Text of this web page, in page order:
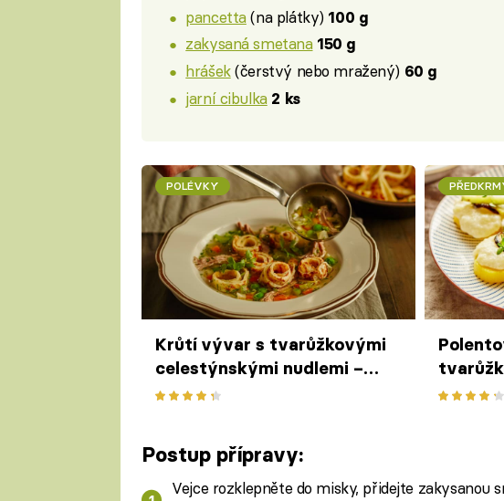
pancetta(na plátky) 100 g
zakysaná smetana 150 g
hrášek(čerstvý nebo mražený) 60 g
jarní cibulka 2 ks
POLÉVKY
Krůtí vývar s tvarůžkovými
celestýnskými nudlemi –
poctivá polévka jako od
Postup přípravy:
Vejce rozklepněte do misky, přidejte zakysanou